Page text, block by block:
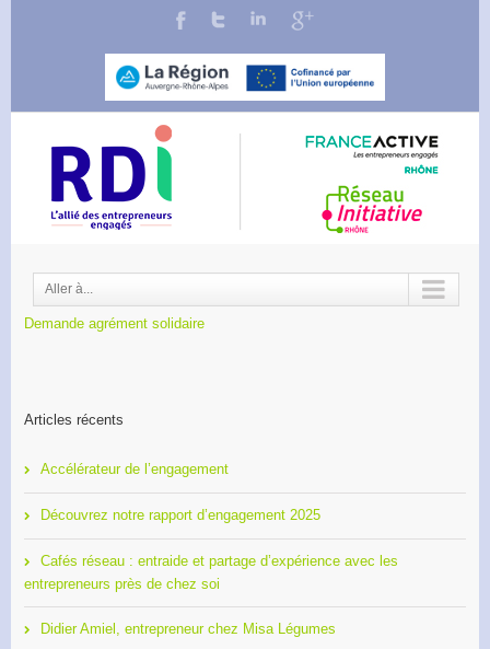
Aller à...
Demande agrément solidaire
Articles récents
Accélérateur de l’engagement
Découvrez notre rapport d’engagement 2025
Cafés réseau : entraide et partage d’expérience avec les
entrepreneurs près de chez soi
Didier Amiel, entrepreneur chez Misa Légumes